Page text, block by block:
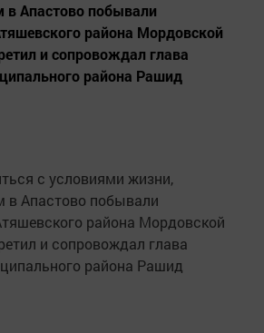
в Апастово побывали
района Мордовской
и сопровождал глава
района Рашид
с условиями жизни,
в Апастово побывали
района Мордовской
и сопровождал глава
района Рашид